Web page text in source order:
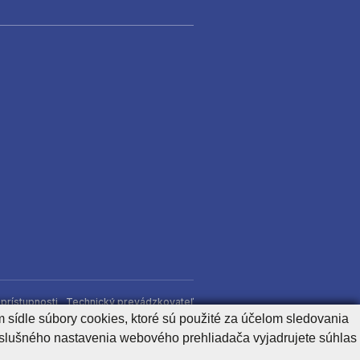
Technický prevádzkovateľ
GenerujeCMS BUXUS
súbory cookies, ktoré sú použité za účelom sledovania
nastavenia webového prehliadača vyjadrujete súhlas